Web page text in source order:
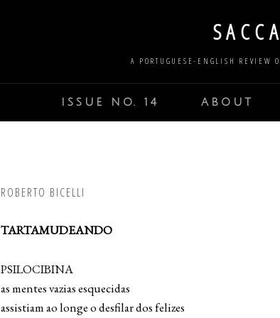
A PORTUGUESE-ENGLISH REVIEW
ISSUE NO. 14 ABOUT
ROBERTO BICELLI
TARTAMUDEANDO
PSILOCIBINA
as mentes vazias esquecidas
assistiam ao longe o desfilar dos felizes